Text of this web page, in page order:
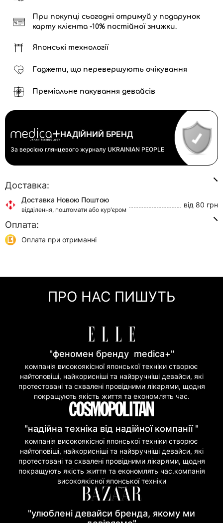
При покупці сьогодні отримуй у подарунок
карту клієнта -10% постійної знижки.
Японські технології
Гаджети, що перевершують очікування
Преміальне пакування девайсів
НАДІЙНИЙ БРЕНД
За версією глянцевого журналу UKRAINIAN PEOPLE
Доставка:
Доставка Новою Поштою
відділення, поштомати або кур'єром
від 80 грн
Доставка Укр Поштою
Оплата:
Оплата при отриманні
Покупка частинами (Моно Банк)
ПРО НАС ПИШУТЬ
"феномен бренду medica+"
компанія високоякісної японської техніки створює
найтоповіші, найкорисніші та найзручніші девайси, які
протестовані та схвалені провідними лікарями, щодня
покращують якість життя та економлять час.
"надійна техніка від надійної компанії "
компанія високоякісної японської техніки створює
найтоповіші, найкорисніші та найзручніші девайси, які
протестовані та схвалені провідними лікарями, щодня
покращують якість життя та економлять час.компанія
високоякісної японської техніки
"улюблені девайси бренда, якому ми